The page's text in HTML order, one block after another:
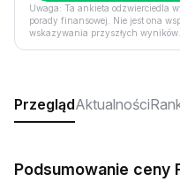
Uwaga: Ta ankieta odzwierciedla
porady finansowej. Nie jest ona
wskazywania przyszłych wyników.
PrzeglądAktualności
Podsumowanie ceny